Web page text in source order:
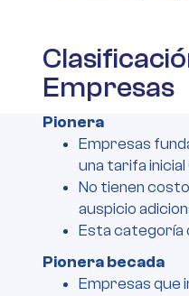
Empresas
Pionera
Empresas
una tarifa inicial
No tienen
auspicio
Esta categoría
Pionera becada
Empresas que